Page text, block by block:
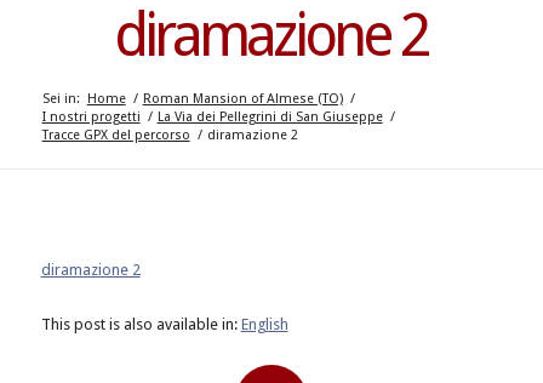
diramazione 2
Sei in: Home / Roman Mansion of Almese (TO) /
I nostri progetti / La Via dei Pellegrini di San Giuseppe /
Tracce GPX del percorso / diramazione 2
diramazione 2
This post is also available in: English